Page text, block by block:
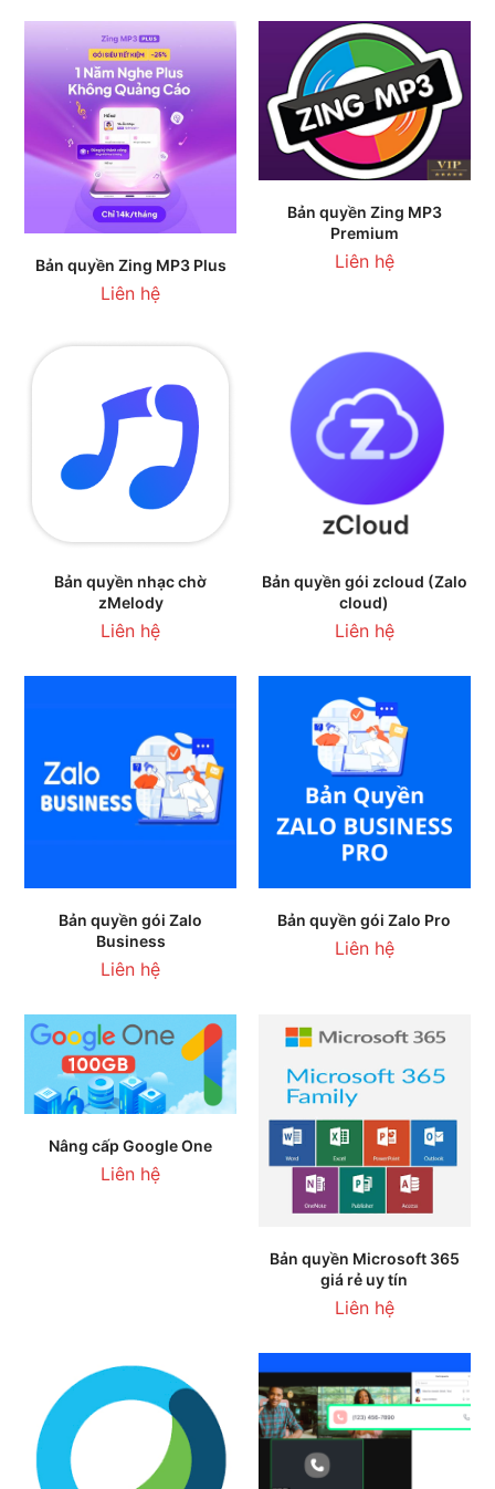
Bản quyền Zing MP3 Plus
Liên hệ
Bản quyền Zing MP3
Premium
Liên hệ
Bản quyền nhạc chờ
zMelody
Liên hệ
Bản quyền gói zcloud (Zalo
cloud)
Liên hệ
Bản quyền gói Zalo
Business
Liên hệ
Bản quyền gói Zalo Pro
Liên hệ
Nâng cấp Google One
Liên hệ
Bản quyền Microsoft 365
giá rẻ uy tín
Liên hệ